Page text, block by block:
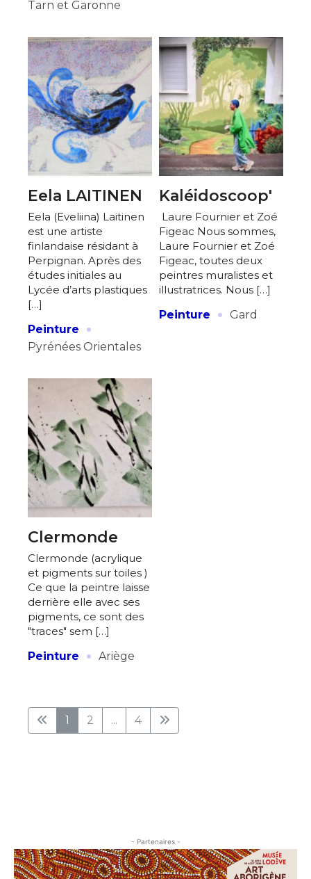
Tarn et Garonne
Eela LAITINEN
Eela (Eveliina) Laitinen
est une artiste
finlandaise résidant à
Perpignan. Après des
études initiales au
Lycée d’arts plastiques
[…]
Peinture
·
Pyrénées Orientales
Kaléidoscoop'
Laure Fournier et Zoé
Figeac Nous sommes,
Laure Fournier et Zoé
Figeac, toutes deux
peintres muralistes et
illustratrices. Nous […]
Peinture
· Gard
Clermonde
Clermonde (acrylique
et pigments sur toiles )
Ce que la peintre laisse
derrière elle avec ses
pigments, ce sont des
"traces" sem […]
Peinture
· Ariège
1 2 ... 4
- Partenaires -